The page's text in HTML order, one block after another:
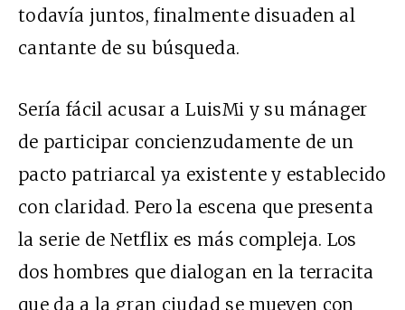
todavía juntos, finalmente disuaden al
cantante de su búsqueda.
Sería fácil acusar a LuisMi y su mánager
de participar concienzudamente de un
pacto patriarcal ya existente y establecido
con claridad. Pero la escena que presenta
la serie de Netflix es más compleja. Los
dos hombres que dialogan en la terracita
que da a la gran ciudad se mueven con